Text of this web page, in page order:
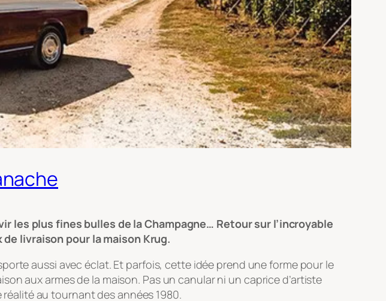
plus fines bulles de la Champagne… Retour sur l’incroyable
livraison pour la maison Krug.
aussi avec éclat. Et parfois, cette idée prend une forme pour le
aux armes de la maison. Pas un canular ni un caprice d’artiste
au tournant des années 1980.